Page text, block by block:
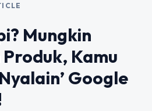
Mungkin
Kamu
Google